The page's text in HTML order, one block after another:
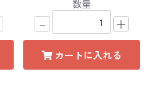
数量
－ ＋
カートに入れる